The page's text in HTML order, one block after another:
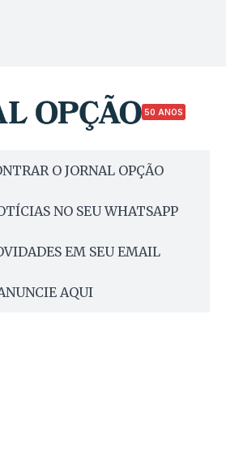
50 ANOS
O JORNAL OPÇÃO
NO SEU WHATSAPP
EM SEU EMAIL
AQUI